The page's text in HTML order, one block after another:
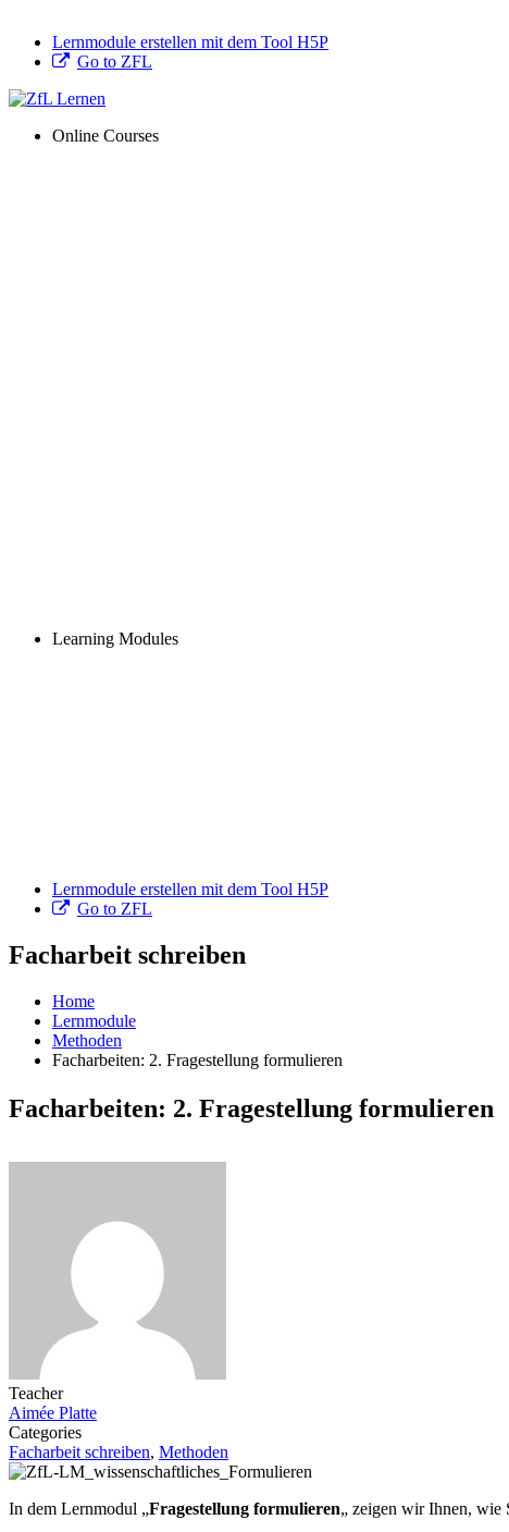
Lernmodule erstellen mit dem Tool H5P
Go to ZFL
Online Courses
Learning Modules
Lernmodule erstellen mit dem Tool H5P
Go to ZFL
Facharbeit schreiben
Home
Lernmodule
Methoden
Facharbeiten: 2. Fragestellung formulieren
Facharbeiten: 2. Fragestellung formulieren
Teacher
Aimée Platte
Categories
Facharbeit schreiben, Methoden
In dem Lernmodul „Fragestellung formulieren„ zeigen wir Ihnen, wie